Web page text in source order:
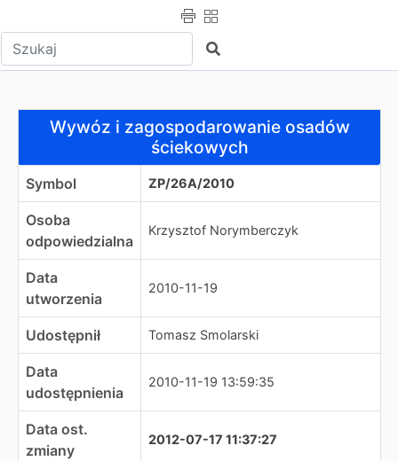
Wpisz tekst do wyszukania Szukaj
Wywóz i zagospodarowanie osadów ściekowych
Wywóz i zagospodarowanie osadów
ściekowych
Symbol ZP/26A/2010
Osoba
odpowiedzialna
Krzysztof Norymberczyk
Data
utworzenia
2010-11-19
Udostępnił Tomasz Smolarski
Data
udostępnienia
2010-11-19 13:59:35
Data ost.
zmiany
2012-07-17 11:37:27